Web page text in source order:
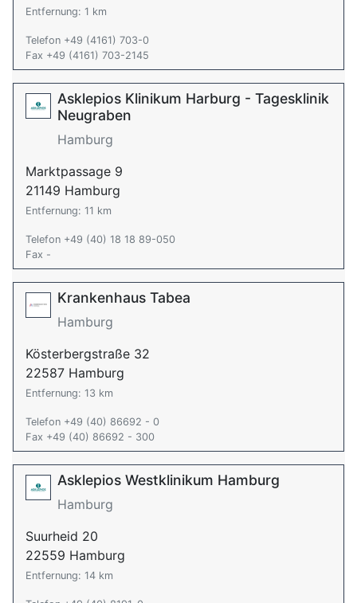
Entfernung: 1 km
Telefon +49 (4161) 703-0
Fax +49 (4161) 703-2145
Asklepios Klinikum Harburg - Tagesklinik
Neugraben
Hamburg
Marktpassage 9
21149 Hamburg
Entfernung: 11 km
Telefon +49 (40) 18 18 89-050
Fax -
Krankenhaus Tabea
Hamburg
Kösterbergstraße 32
22587 Hamburg
Entfernung: 13 km
Telefon +49 (40) 86692 - 0
Fax +49 (40) 86692 - 300
Asklepios Westklinikum Hamburg
Hamburg
Suurheid 20
22559 Hamburg
Entfernung: 14 km